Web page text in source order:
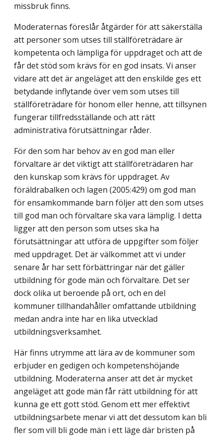
missbruk finns.
Moderaternas föreslår åtgärder för att säkerställa
att personer som utses till ställföreträdare är
kompetenta och lämpliga för uppdraget och att de
får det stöd som krävs för en god insats. Vi anser
vidare att det är angeläget att den enskilde ges ett
betydande inflytande över vem som utses till
ställföreträdare för honom eller henne, att tillsynen
fungerar tillfredsställande och att rätt
administrativa förutsättningar råder.
För den som har behov av en god man eller
förvaltare är det viktigt att ställföreträdaren har
den kunskap som krävs för uppdraget. Av
föräldrabalken och lagen (2005:429) om god man
för ensamkommande barn följer att den som utses
till god man och förvaltare ska vara lämplig. I detta
ligger att den person som utses ska ha
förutsättningar att utföra de uppgifter som följer
med uppdraget. Det är välkommet att vi under
senare år har sett förbättringar när det gäller
utbildning för gode män och förvaltare. Det ser
dock olika ut beroende på ort, och en del
kommuner tillhandahåller omfattande utbildning
medan andra inte har en lika utvecklad
utbildningsverksamhet.
Här finns utrymme att lära av de kommuner som
erbjuder en gedigen och kompetenshöjande
utbildning. Moderaterna anser att det är mycket
angeläget att gode män får rätt utbildning för att
kunna ge ett gott stöd. Genom ett mer effektivt
utbildningsarbete menar vi att det dessutom kan bli
fler som vill bli gode män i ett läge där bristen på